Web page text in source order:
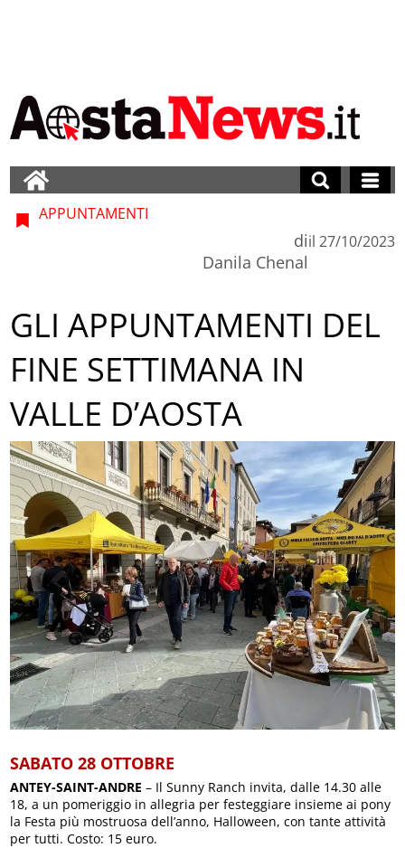
APPUNTAMENTI
di
Danila Chenal
il 27/10/2023
GLI APPUNTAMENTI DEL
FINE SETTIMANA IN
VALLE D’AOSTA
SABATO 28 OTTOBRE
ANTEY-SAINT-ANDRE – Il Sunny Ranch invita, dalle 14.30 alle
18, a un pomeriggio in allegria per festeggiare insieme ai pony
la Festa più mostruosa dell’anno, Halloween, con tante attività
per tutti. Costo: 15 euro.